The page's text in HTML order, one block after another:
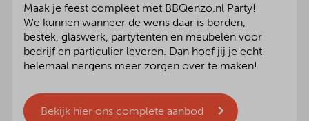
Maak je feest compleet met BBQenzo.nl Party!
We kunnen wanneer de wens daar is borden,
bestek, glaswerk, partytenten en meubelen voor
bedrijf en particulier leveren. Dan hoef jij je echt
helemaal nergens meer zorgen over te maken!
Bekijk hier ons complete aanbod